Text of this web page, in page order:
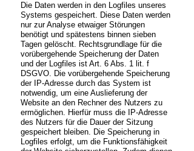
Die Daten werden in den Logfiles unseres
Systems gespeichert. Diese Daten werden
nur zur Analyse etwaiger Störungen
benötigt und spätestens binnen sieben
Tagen gelöscht. Rechtsgrundlage für die
vorübergehende Speicherung der Daten
und der Logfiles ist Art. 6 Abs. 1 lit. f
DSGVO. Die vorübergehende Speicherung
der IP-Adresse durch das System ist
notwendig, um eine Auslieferung der
Website an den Rechner des Nutzers zu
ermöglichen. Hierfür muss die IP-Adresse
des Nutzers für die Dauer der Sitzung
gespeichert bleiben. Die Speicherung in
Logfiles erfolgt, um die Funktionsfähigkeit